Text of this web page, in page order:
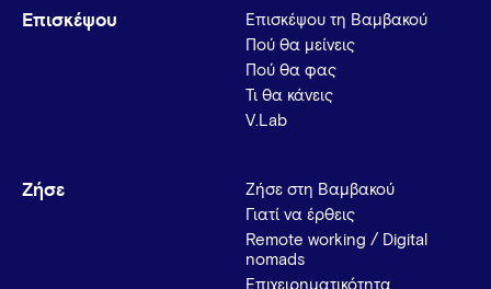
Επισκέψου
Επισκέψου τη Βαμβακού
Πού θα μείνεις
Πού θα φας
Τι θα κάνεις
V.Lab
Ζήσε
Ζήσε στη Βαμβακού
Γιατί να έρθεις
Remote working / Digital
nomads
Επιχειρηματικότητα